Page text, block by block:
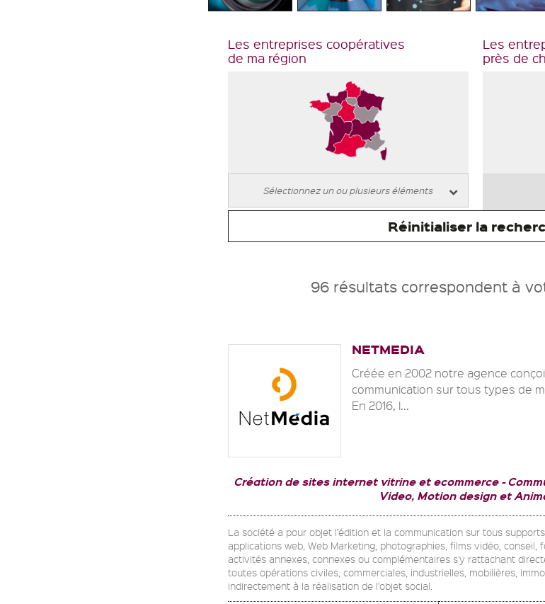
Les entreprises coopératives
de ma région
Les
près de
Réinitialiser la
96 résultats correspondent à
NETMEDIA
Créée en 2002 notre agence
communication sur tous types de
En 2016, l...
Création de sites internet vitrine et ecommerce
Video, Motion design et
La société a pour objet l’édition et la communication sur tous
applications web, Web Marketing, photographies, films vidéo,
activités annexes, connexes ou complémentaires s'y rattachant
toutes opérations civiles, commerciales, industrielles, mobilières,
indirectement à la réalisation de l'objet social.